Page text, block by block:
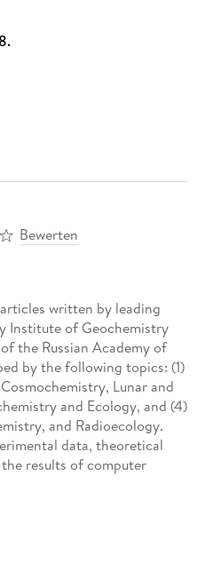
Bewerten
written by leading
Institute of Geochemistry
the Russian Academy of
by the following topics: (1)
Lunar and
and Ecology, and (4)
and Radioecology.
data, theoretical
results of computer
together with detailed